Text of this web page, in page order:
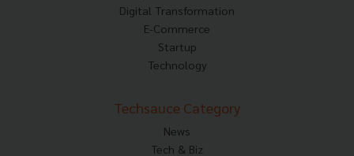
Digital Transformation
E-Commerce
Startup
Technology
Techsauce Category
News
Tech & Biz